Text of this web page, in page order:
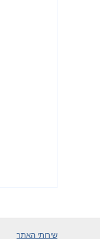
שירותי האתר